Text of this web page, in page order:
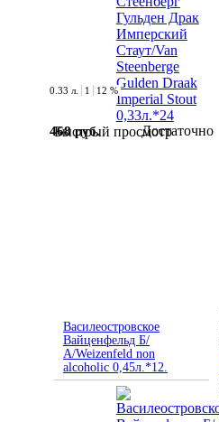
Быстрый просмотр
0.33 л. 1 12 %
468 руб. Достаточно
Василеостровское
Вайценфельд Б/
А/Weizenfeld non
alcoholic 0,45л.*12.